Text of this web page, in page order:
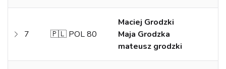
7 🇵🇱 POL 80
Maciej Grodzki
Maja Grodzka
mateusz grodzki